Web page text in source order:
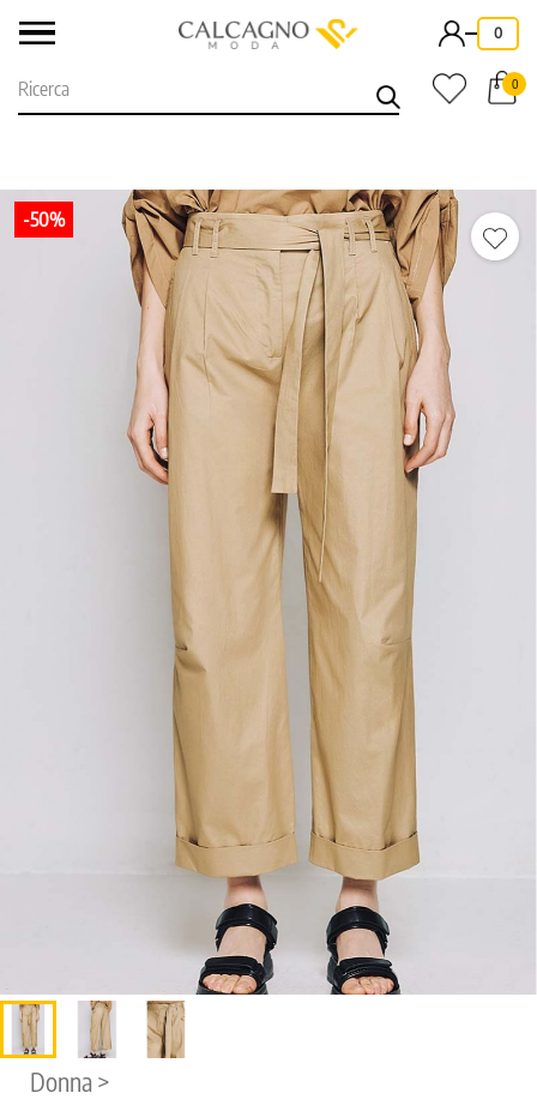
- 0
0
-50%
Donna >